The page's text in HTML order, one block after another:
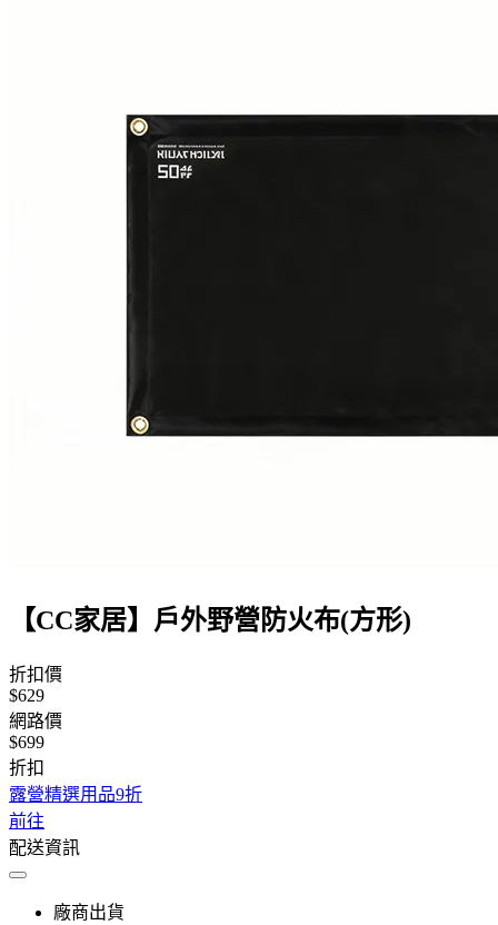
【CC家居】戶外野營防火布(方形)
折扣價
$629
網路價
$699
折扣
露營精選用品9折
前往
配送資訊
廠商出貨